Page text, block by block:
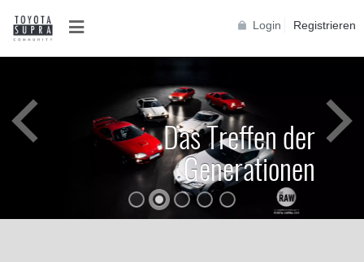
Login Registrieren
Das Treffen der
Generationen